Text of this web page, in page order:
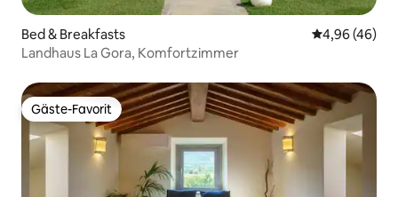
Bed & Breakfasts
4,96 (46)
Landhaus La Gora, Komfortzimmer
Gäste-Favorit
Gäste-Favorit